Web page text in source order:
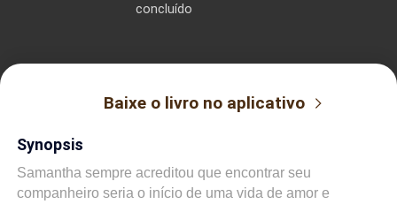
concluído
Baixe o livro no aplicativo
Synopsis
Samantha sempre acreditou que encontrar seu
companheiro seria o início de uma vida de amor e